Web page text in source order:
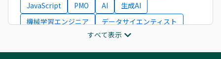
JavaScript
PMO AI
生成AI
機械学習エンジニア
データサイエンティスト
ITコンサルタント
フロントエンドエンジニア
すべて表示